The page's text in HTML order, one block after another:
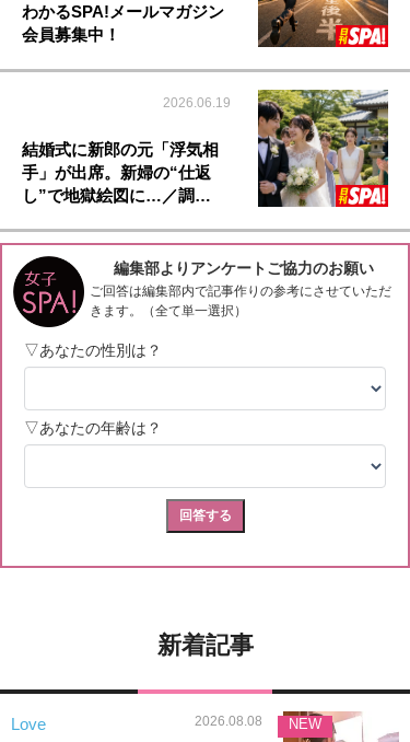
わかるSPA!メールマガジン
会員募集中！
2026.06.19
結婚式に新郎の元「浮気相
手」が出席。新婦の“仕返
し”で地獄絵図に…／調…
新着記事
Love 2026.08.08 NEW